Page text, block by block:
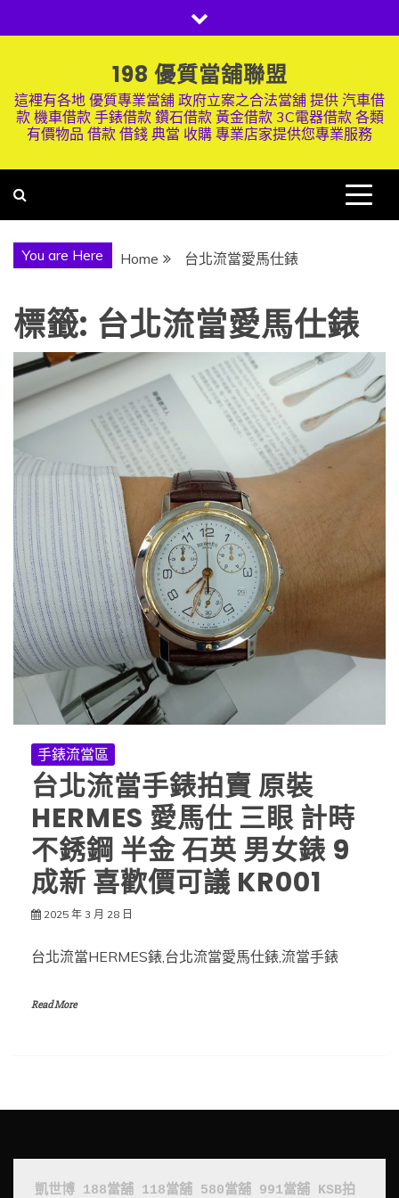
to
198 優質當舖聯盟
這裡有各地 優質專業當舖 政府立案之合法當舖 提供 汽車借
款 機車借款 手錶借款 鑽石借款 黃金借款 3C電器借款 各類
有價物品 借款 借錢 典當 收購 專業店家提供您專業服務
You are Here Home 台北流當愛馬仕錶
標籤: 台北流當愛馬仕錶
手錶流當區
台北流當手錶拍賣 原裝
HERMES 愛馬仕 三眼 計時
不銹鋼 半金 石英 男女錶 9
成新 喜歡價可議 KR001
2025 年 3 月 28 日
台北流當HERMES錶,台北流當愛馬仕錶,流當手錶
Read More
凱世博 188當舖 118當舖 580當舖 991當舖 KSB拍